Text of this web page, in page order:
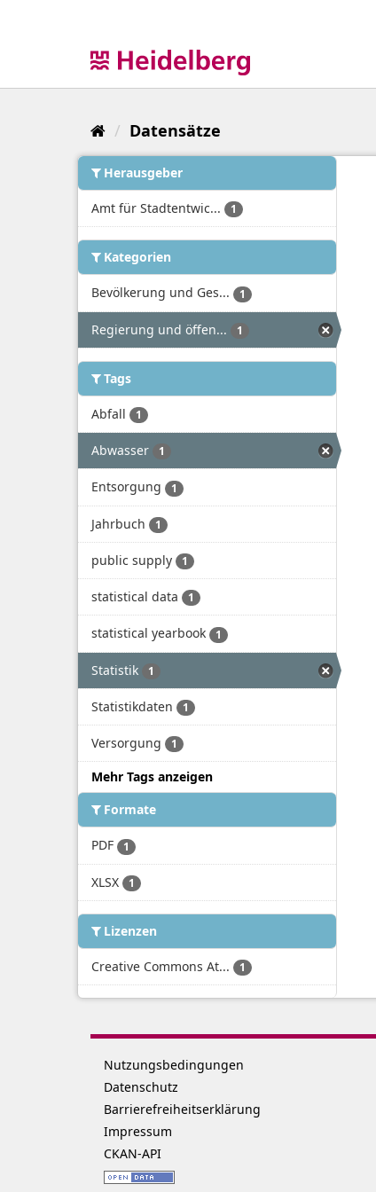
Datensätze
Herausgeber
Amt für Stadtentwic... 1
Kategorien
Bevölkerung und Ges... 1
Regierung und öffen... 1
Tags
Abfall 1
Abwasser 1
Entsorgung 1
Jahrbuch 1
public supply 1
statistical data 1
statistical yearbook 1
Statistik 1
Statistikdaten 1
Versorgung 1
Mehr Tags anzeigen
Formate
PDF 1
XLSX 1
Lizenzen
Creative Commons At... 1
Nutzungsbedingungen
Datenschutz
Barrierefreiheitserklärung
Impressum
CKAN-API